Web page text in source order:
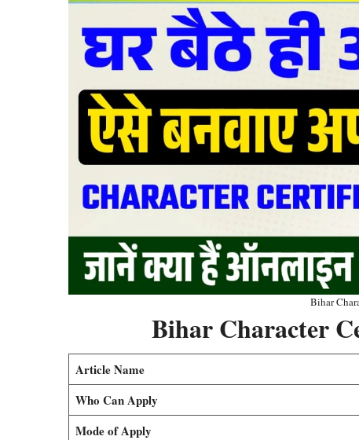
Bihar
Bihar Character
Article Name
Who Can Apply
Mode of Apply